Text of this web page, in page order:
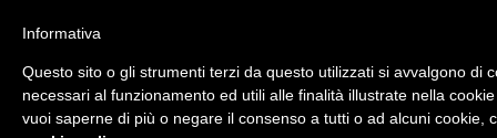
Informativa
Questo sito o gli strumenti terzi da questo utilizzati si avvalgono di
necessari al funzionamento ed utili alle finalità illustrate nella
vuoi saperne di più o negare il consenso a tutti o ad alcuni cookie,